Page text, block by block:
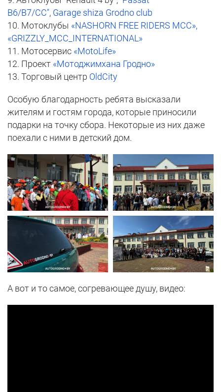
B6/B7/CC", Garage shiza Grodno club
10. Мотоклубы «NASHORN FREE RIDERS MCC»,
«GRIZZLY_MCC_INTERNATIONAL»
11. Мотосервис «MotoLife»
12. Проект «Мотоджимхана Гродно»
13. Торговый центр OldCity
Особую благодарность ребята высказали
жителям и гостям города, которые приносили
подарки на точку сбора. Некоторые из них даже
поехали с ними в детский дом.
А вот и то самое, согревающее душу, видео: